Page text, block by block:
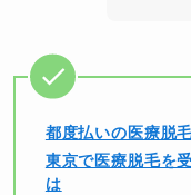
都度払いの医療脱
東京で医療脱毛を
は